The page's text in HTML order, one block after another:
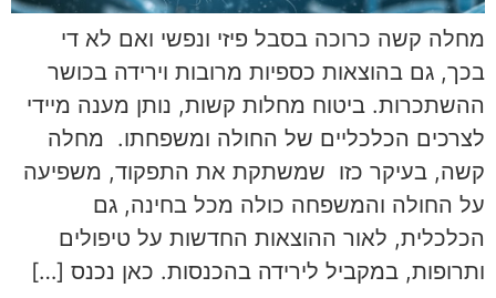
מחלה קשה כרוכה בסבל פיזי ונפשי ואם לא די
בכך, גם בהוצאות כספיות מרובות וירידה בכושר
ההשתכרות. ביטוח מחלות קשות, נותן מענה מיידי
לצרכים הכלכליים של החולה ומשפחתו. מחלה
קשה, בעיקר כזו שמשתקת את התפקוד, משפיעה
על החולה והמשפחה כולה מכל בחינה, גם
הכלכלית, לאור ההוצאות החדשות על טיפולים
ותרופות, במקביל לירידה בהכנסות. כאן נכנס […]